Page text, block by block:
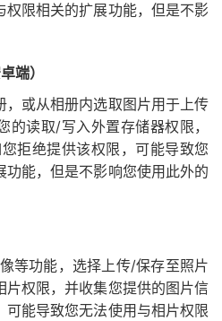
权限相关的扩展功能，但是不影
端）
，或从相册内选取图片用于上传
的读取/写入外置存储器权限，
拒绝提供该权限，可能导致您
能，但是不影响您使用此外的
等功能，选择上传/保存至照片
片权限，并收集您提供的图片信
可能导致您无法使用与相片权限